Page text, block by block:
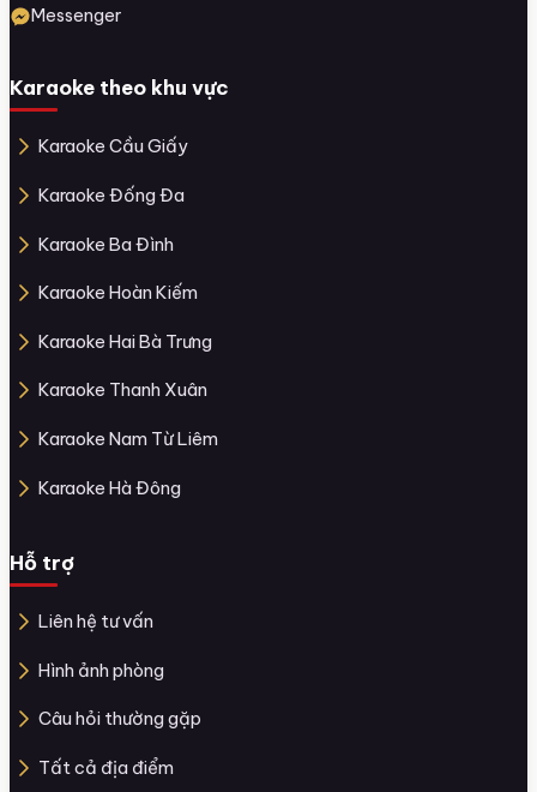
Messenger
Karaoke theo khu vực
Karaoke Cầu Giấy
Karaoke Đống Đa
Karaoke Ba Đình
Karaoke Hoàn Kiếm
Karaoke Hai Bà Trưng
Karaoke Thanh Xuân
Karaoke Nam Từ Liêm
Karaoke Hà Đông
Hỗ trợ
Liên hệ tư vấn
Hình ảnh phòng
Câu hỏi thường gặp
Tất cả địa điểm